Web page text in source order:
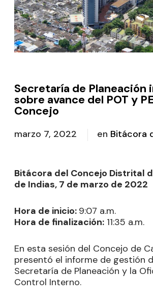
Secretaría de Planeación
sobre avance del POT y
Concejo
marzo 7, 2022 en Bitácora
Bitácora del Concejo Distrital
de Indias, 7 de marzo de 2022
Hora de inicio: 9:07 a.m.
Hora de finalización: 11:35 a.m.
En esta sesión del Concejo de
presentó el informe de gestión
Secretaría de Planeación y la
Control Interno.